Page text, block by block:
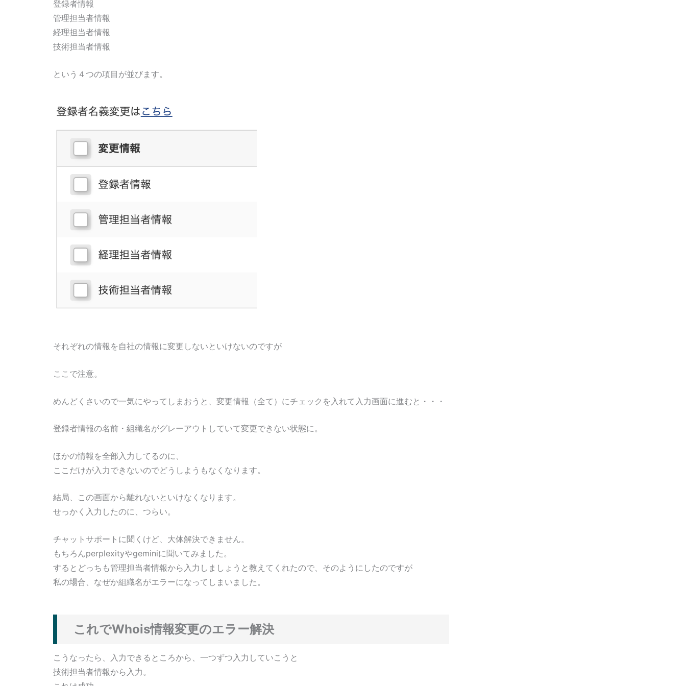
登録者情報
管理担当者情報
経理担当者情報
技術担当者情報
という４つの項目が並びます。
それぞれの情報を自社の情報に変更しないといけないのですが
ここで注意。
めんどくさいので一気にやってしまおうと、変更情報（全て）にチェックを入れて入力画面に進むと・・・
登録者情報の名前・組織名がグレーアウトしていて変更できない状態に。
ほかの情報を全部入力してるのに、
ここだけが入力できないのでどうしようもなくなります。
結局、この画面から離れないといけなくなります。
せっかく入力したのに、つらい。
チャットサポートに聞くけど、大体解決できません。
もちろんperplexityやgeminiに聞いてみました。
するとどっちも管理担当者情報から入力しましょうと教えてくれたので、そのようにしたのですが
私の場合、なぜか組織名がエラーになってしまいました。
これでWhois情報変更のエラー解決
こうなったら、入力できるところから、一つずつ入力していこうと
技術担当者情報から入力。